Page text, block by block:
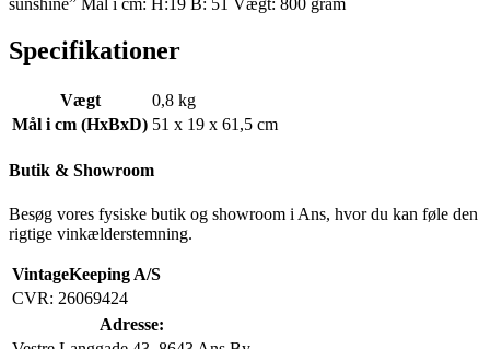
sunshine” Mål i cm: H:19 B: 51 Vægt: 800 gram
Specifikationer
Vægt
0,8 kg
Mål i cm (HxBxD) 51 x 19 x 61,5 cm
Butik & Showroom
Besøg vores fysiske butik og showroom i Ans, hvor du kan føle den
rigtige vinkælderstemning.
VintageKeeping A/S
CVR: 26069424
Adresse: